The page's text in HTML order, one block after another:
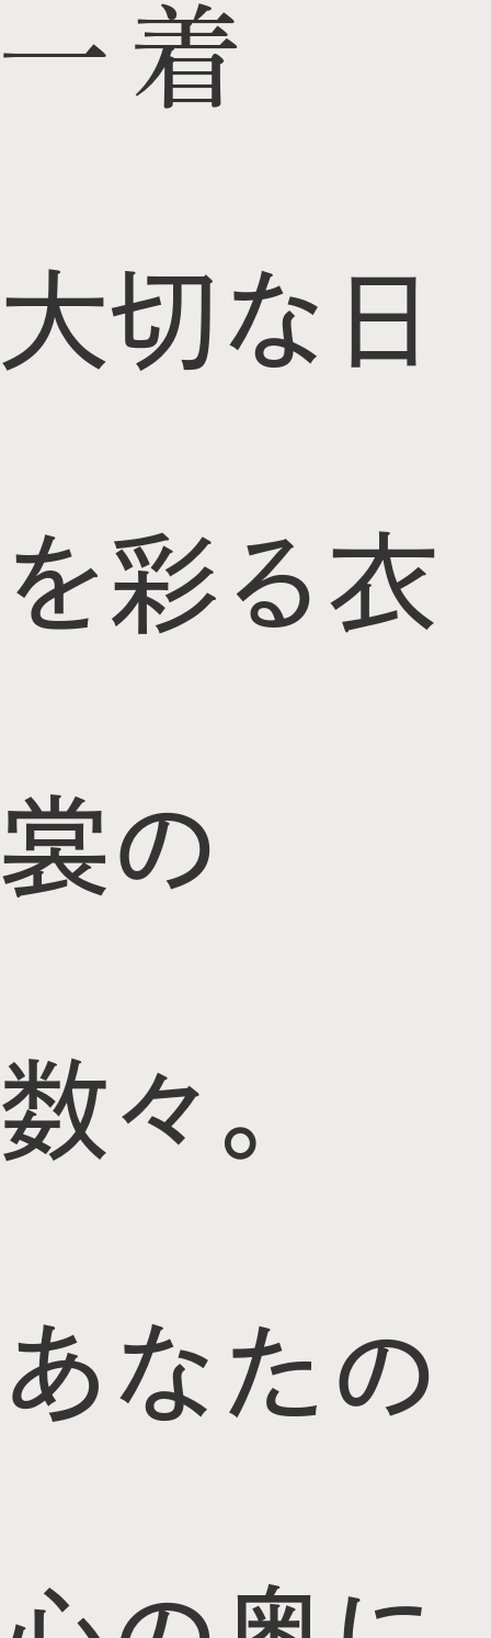
一着
大切な日
を彩る衣
裳の
数々。
あなたの